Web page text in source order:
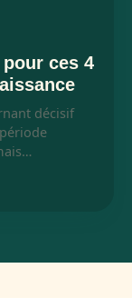
ces 4
décisif